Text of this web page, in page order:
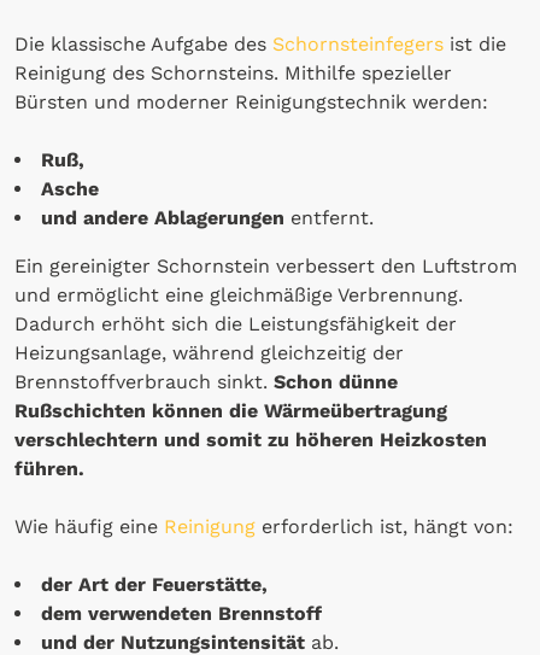
Die klassische Aufgabe des Schornsteinfegers ist die
Reinigung des Schornsteins. Mithilfe spezieller
Bürsten und moderner Reinigungstechnik werden:
Ruß,
Asche
und andere Ablagerungen entfernt.
Ein gereinigter Schornstein verbessert den Luftstrom
und ermöglicht eine gleichmäßige Verbrennung.
Dadurch erhöht sich die Leistungsfähigkeit der
Heizungsanlage, während gleichzeitig der
Brennstoffverbrauch sinkt. Schon dünne
Rußschichten können die Wärmeübertragung
verschlechtern und somit zu höheren Heizkosten
führen.
Wie häufig eine Reinigung erforderlich ist, hängt von:
der Art der Feuerstätte,
dem verwendeten Brennstoff
und der Nutzungsintensität ab.